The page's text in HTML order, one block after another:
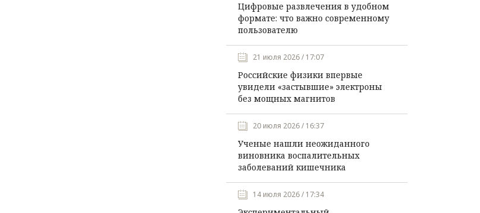
Цифровые развлечения в удобном
формате: что важно современному
пользователю
21 июля 2026 / 17:07
Российские физики впервые
увидели «застывшие» электроны
без мощных магнитов
20 июля 2026 / 16:37
Ученые нашли неожиданного
виновника воспалительных
заболеваний кишечника
14 июля 2026 / 17:34